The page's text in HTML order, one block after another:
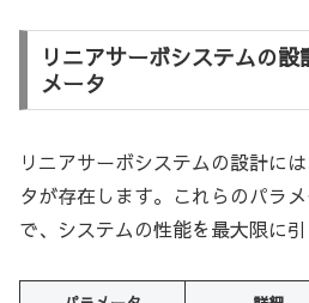
リニアサーボシステムの
メータ
リニアサーボシステムの設計に
タが存在します。これらのパラ
で、システムの性能を最大限に